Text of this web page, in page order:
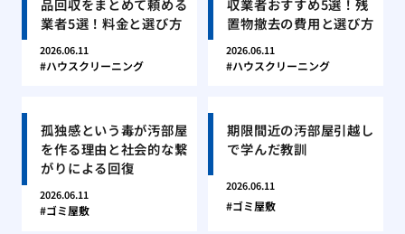
品回収をまとめて頼める
業者5選！料金と選び方
2026.06.11
ハウスクリーニング
収業者おすすめ5選！残
置物撤去の費用と選び方
2026.06.11
ハウスクリーニング
孤独感という毒が汚部屋
を作る理由と社会的な繋
がりによる回復
2026.06.11
ゴミ屋敷
期限間近の汚部屋引越し
で学んだ教訓
2026.06.11
ゴミ屋敷